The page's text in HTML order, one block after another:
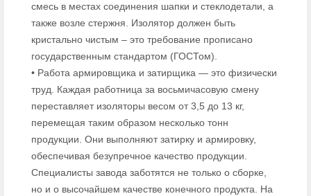
смесь в местах соединения шапки и стеклодетали, а
также возле стержня. Изолятор должен быть
кристально чистым – это требование прописано
государственным стандартом (ГОСТом).
• Работа армировщика и затирщика — это физически
труд. Каждая работница за восьмичасовую смену
переставляет изоляторы весом от 3,5 до 13 кг,
перемещая таким образом несколько тонн
продукции. Они выполняют затирку и армировку,
обеспечивая безупречное качество продукции.
Специалисты завода заботятся не только о сборке,
но и о высочайшем качестве конечного продукта. На